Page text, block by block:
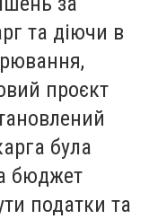
та діючи в
проєкт
була
бюджет
податки та